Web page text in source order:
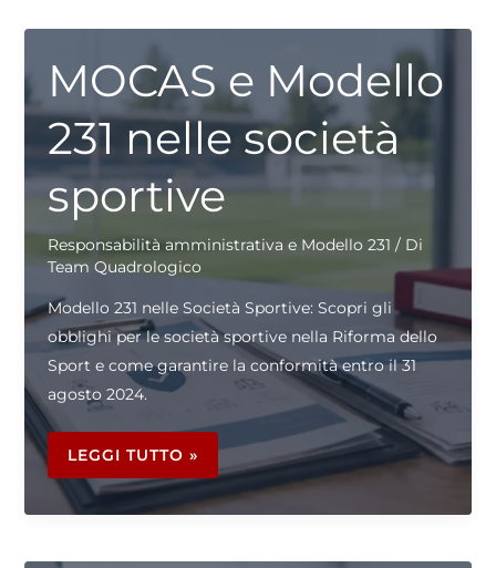
MOCAS e Modello
231 nelle società
sportive
Responsabilità amministrativa e Modello 231 / Di
Team Quadrologico
Modello 231 nelle Società Sportive: Scopri gli
obblighi per le società sportive nella Riforma dello
Sport e come garantire la conformità entro il 31
agosto 2024.
E
231
NELLE
SOCIETÀ
LEGGI TUTTO »